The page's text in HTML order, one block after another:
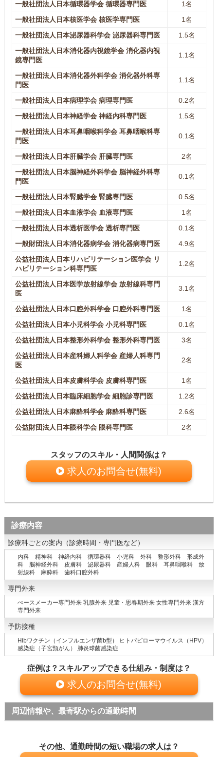
一般社団法人日本循環器学会 循環器専門医
1名
一般社団法人日本核医学会 核医学専門医
1名
一般社団法人日本泌尿器科学会 泌尿器科専門医
1.5名
一般社団法人日本消化器内視鏡学会 消化器内視
鏡専門医
1.1名
一般社団法人日本消化器外科学会 消化器外科専
門医
1.1名
一般社団法人日本病理学会 病理専門医
0.2名
一般社団法人日本神経学会 神経内科専門医
1.5名
一般社団法人日本耳鼻咽喉科学会 耳鼻咽喉科専
門医
0.1名
一般社団法人日本肝臓学会 肝臓専門医
2名
一般社団法人日本脳神経外科学会 脳神経外科専
門医
0.1名
一般社団法人日本腎臓学会 腎臓専門医
0.5名
一般社団法人日本血液学会 血液専門医
1名
一般社団法人日本透析医学会 透析専門医
0.1名
一般財団法人日本消化器病学会 消化器病専門医
4.9名
公益社団法人日本リハビリテーション医学会 リ
ハビリテーション科専門医
1.2名
公益社団法人日本医学放射線学会 放射線科専門
医
3.1名
公益社団法人日本口腔外科学会 口腔外科専門医
1名
公益社団法人日本小児科学会 小児科専門医
0.1名
公益社団法人日本整形外科学会 整形外科専門医
3名
公益社団法人日本産科婦人科学会 産婦人科専門
医
2名
公益社団法人日本皮膚科学会 皮膚科専門医
1名
公益社団法人日本臨床細胞学会 細胞診専門医
1.2名
公益社団法人日本麻酔科学会 麻酔科専門医
2.6名
公益財団法人日本眼科学会 眼科専門医
2名
スタッフのスキル・人間関係は？
求人のお問合せ(無料)
診療内容
診療科ごとの案内（診療時間・専門医など）
内科 精神科 神経内科 循環器科 小児科 外科 整形外科 形成外
科 脳神経外科 皮膚科 泌尿器科 産婦人科 眼科 耳鼻咽喉科 放
射線科 麻酔科 歯科口腔外科
専門外来
ぺースメーカー専門外来 乳腺外来 児童・思春期外来 女性専門外来 漢方
専門外来
予防接種
Hibワクチン（インフルエンザ菌b型） ヒトパピローマウイルス（HPV）
感染症（子宮頸がん） 肺炎球菌感染症
症例は？スキルアップできる仕組み・制度は？
求人のお問合せ(無料)
周辺情報や、最寄駅からの通勤時間
その他、通勤時間の短い職場の求人は？